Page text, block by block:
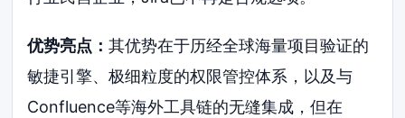
优势亮点：其优势在于历经全球海量项目验证的
敏捷引擎、极细粒度的权限管控体系，以及与
Confluence等海外工具链的无缝集成，但在